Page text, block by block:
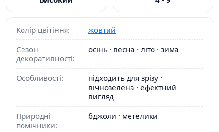
Колір цвітіння:
жовтий
Сезон
декоративності:
осінь · весна · літо · зима
Особливості:
підходить для зрізу ·
вічнозелена · ефектний
вигляд
Природні
помічники:
бджоли · метелики